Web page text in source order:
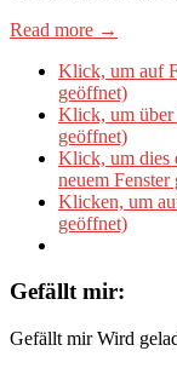
Read more →
Klick, um auf
geöffnet)
Klick, um über
geöffnet)
Klick, um dies
neuem Fenster
Klicken, um
geöffnet)
Gefällt mir:
Gefällt mir Wird